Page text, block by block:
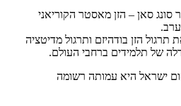
סונג סאן – הזן מאסטר הקוריאני
הזן בודהיזם ותרגול מדיטציה
של תלמידים ברחבי העולם.
ישראל היא עמותה רשומה